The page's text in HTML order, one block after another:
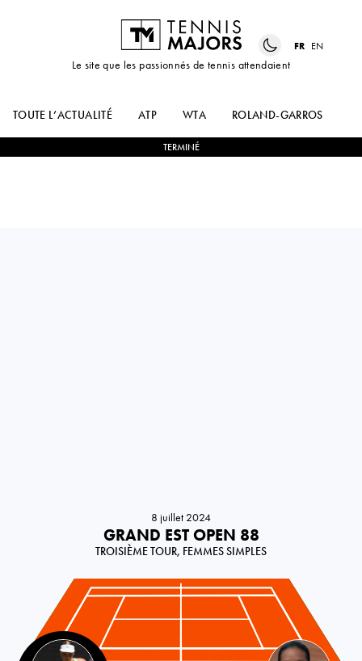
Le site que les passionnés de tennis attendaient
FR EN
TOUTE L’ACTUALITÉ ATP WTA ROLAND-GARROS
TERMINÉ
8 juillet 2024
GRAND EST OPEN 88
TROISIÈME TOUR, FEMMES SIMPLES
Netherlands